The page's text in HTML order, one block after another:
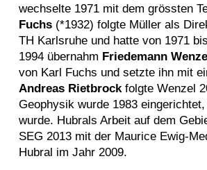
wechselte 1971 mit dem grössten
Fuchs(*1932) folgte Müller als
TH Karlsruhe und hatte von 1971
1994 übernahm Friedemann
von Karl Fuchs und setzte ihn mit
Andreas Rietbrockfolgte Wenzel
Geophysik wurde 1983
wurde. Hubrals Arbeit auf dem
SEG 2013 mit der Maurice Ewig-
Hubral im Jahr 2009.